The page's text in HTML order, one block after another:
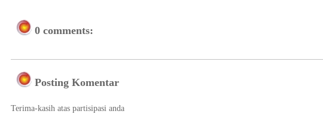
0 comments:
Posting Komentar
Terima-kasih atas partisipasi anda